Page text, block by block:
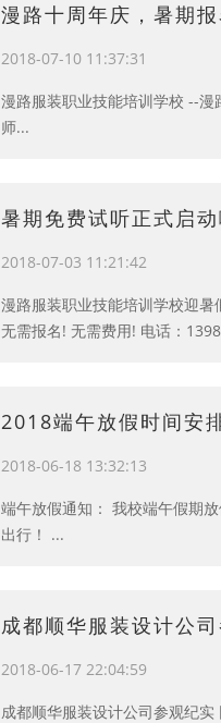
漫路十周年庆，暑期报
2018-07-10 11:37:31
漫路服装职业技能培训学校 --
师...
暑期免费试听正式启动
2018-07-03 11:21:42
漫路服装职业技能培训学校迎
无需报名! 无需费用! 电话：
2018端午放假时间安
2018-06-18 13:32:13
端午放假通知： 我校端午假期
出行！ ...
成都顺华服装设计公
2018-06-17 22:04:59
成都顺华服装设计公司参观纪